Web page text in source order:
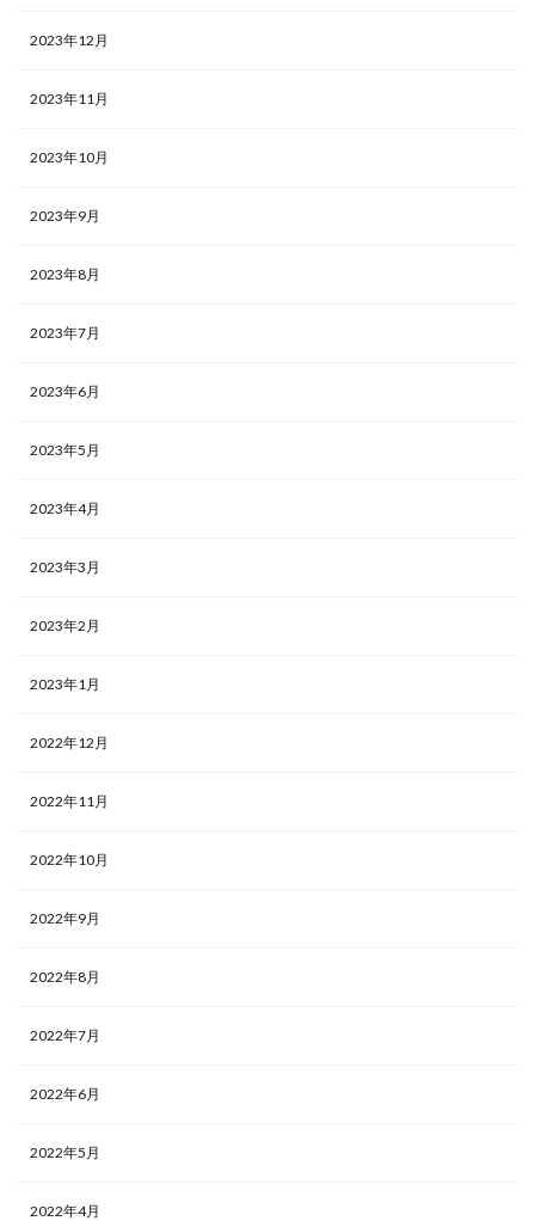
2023年12月
2023年11月
2023年10月
2023年9月
2023年8月
2023年7月
2023年6月
2023年5月
2023年4月
2023年3月
2023年2月
2023年1月
2022年12月
2022年11月
2022年10月
2022年9月
2022年8月
2022年7月
2022年6月
2022年5月
2022年4月